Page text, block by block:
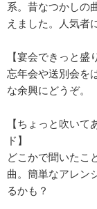
系。昔なつかしの
えました。人気者
【宴会できっと盛
忘年会や送別会を
な余興にどうぞ。
【ちょっと吹い
ド】
どこかで聞いたこ
曲。簡単なアレン
るかも？